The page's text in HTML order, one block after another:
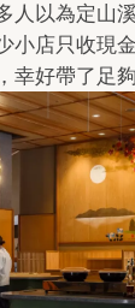
人以為定山
小店只收現
幸好帶了足夠